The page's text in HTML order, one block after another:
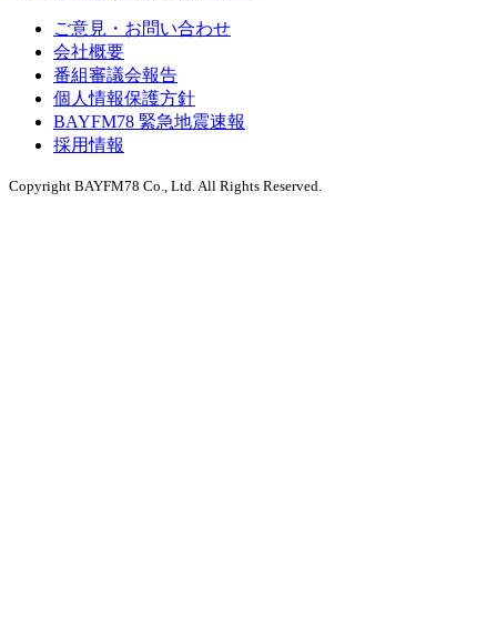
ご意見・お問い合わせ
会社概要
番組審議会報告
個人情報保護方針
BAYFM78 緊急地震速報
採用情報
Copyright BAYFM78 Co., Ltd. All Rights Reserved.